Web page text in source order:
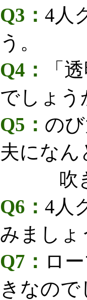
Q3： 4人
う。
Q4：
「
でしょう
Q5： の
夫になん
吹き出
Q6： 4人
みましょ
Q7： ロ
きなので